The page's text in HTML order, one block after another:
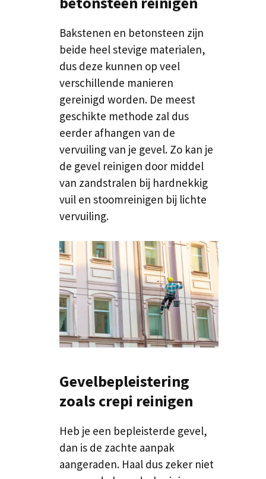
Bakstenen en betonsteen zijn
beide heel stevige materialen,
dus deze kunnen op veel
verschillende manieren
gereinigd worden. De meest
geschikte methode zal dus
eerder afhangen van de
vervuiling van je gevel. Zo kan je
de gevel reinigen door middel
van zandstralen bij hardnekkig
vuil en stoomreinigen bij lichte
vervuiling.
Gevelbepleistering
zoals crepi reinigen
Heb je een bepleisterde gevel,
dan is de zachte aanpak
aangeraden. Haal dus zeker niet